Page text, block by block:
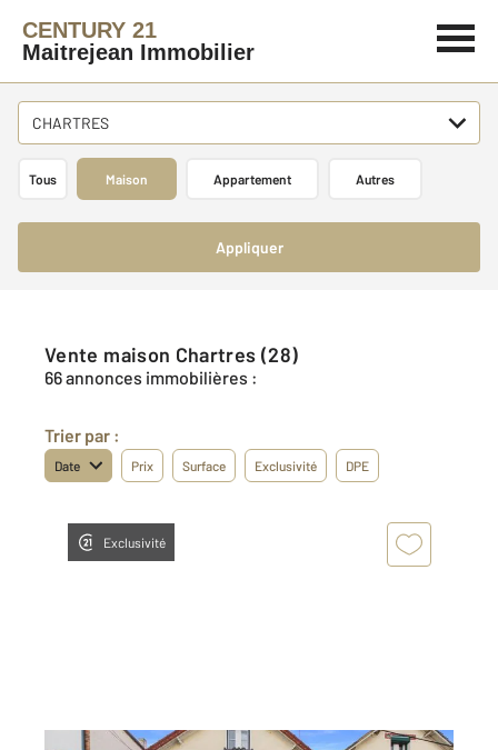
CENTURY 21
Maitrejean Immobilier
CHARTRES
Tous Maison Appartement Autres
Appliquer
Vente maison Chartres (28)
66 annonces immobilières :
Trier par :
Date Prix Surface Exclusivité DPE
Exclusivité